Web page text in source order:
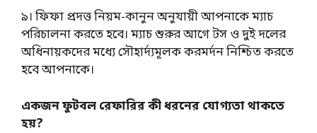
৯। ফিফা প্রদত্ত নিয়ম-কানুন অনুযায়ী আপনাকে ম্যাচ
পরিচালনা করতে হবে। ম্যাচ শুরুর আগে টস ও দুই দলের
অধিনায়কদের মধ্যে সৌহার্দ্যমূলক করমর্দন নিশ্চিত করতে
হবে আপনাকে।
একজন ফুটবল রেফারির কী ধরনের যোগ্যতা থাকতে
হয়?